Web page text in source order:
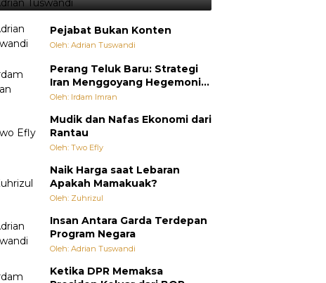
Pejabat Bukan Konten
Oleh: Adrian Tuswandi
Perang Teluk Baru: Strategi
Iran Menggoyang Hegemoni
AS dari Dalam
Oleh: Irdam Imran
Mudik dan Nafas Ekonomi dari
Rantau
Oleh: Two Efly
Naik Harga saat Lebaran
Apakah Mamakuak?
Oleh: Zuhrizul
Insan Antara Garda Terdepan
Program Negara
Oleh: Adrian Tuswandi
Ketika DPR Memaksa